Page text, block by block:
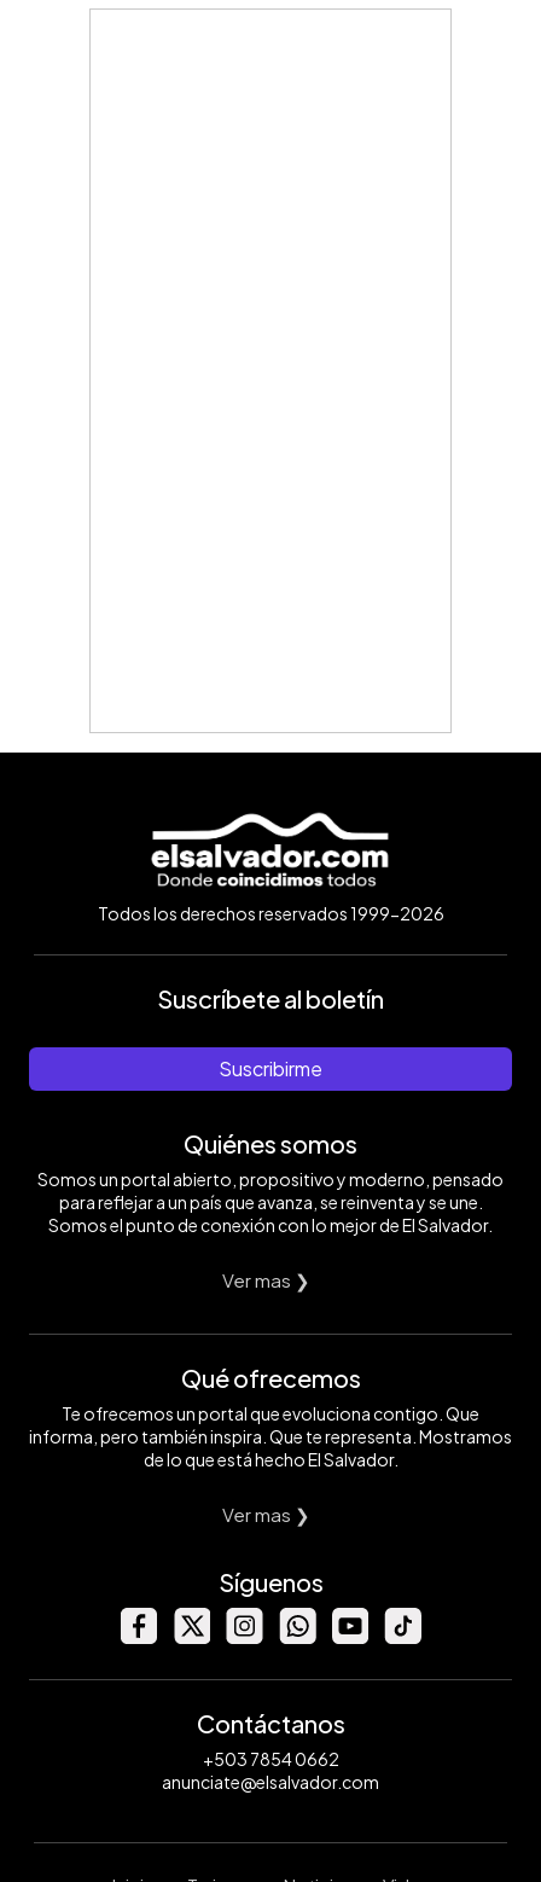
Todos los derechos reservados 1999-2026
Suscríbete al boletín
Suscribirme
Quiénes somos
Somos un portal abierto, propositivo y moderno, pensado
para reflejar a un país que avanza, se reinventa y se une.
Somos el punto de conexión con lo mejor de El Salvador.
Ver mas ❯
Qué ofrecemos
Te ofrecemos un portal que evoluciona contigo. Que
informa, pero también inspira. Que te representa. Mostramos
de lo que está hecho El Salvador.
Ver mas ❯
Síguenos
Contáctanos
+503 7854 0662
anunciate@elsalvador.com